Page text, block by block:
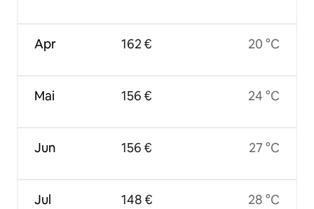
Apr
Mai
Jun
Jul
162 €
156 €
156 €
148 €
20 °C
24 °C
27 °C
28 °C